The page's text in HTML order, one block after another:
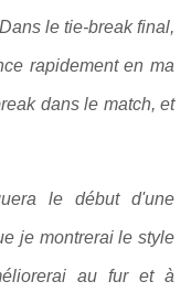
le tie-break final,
rapidement en ma
dans le match, et
le début d'une
je montrerai le style
au fur et à